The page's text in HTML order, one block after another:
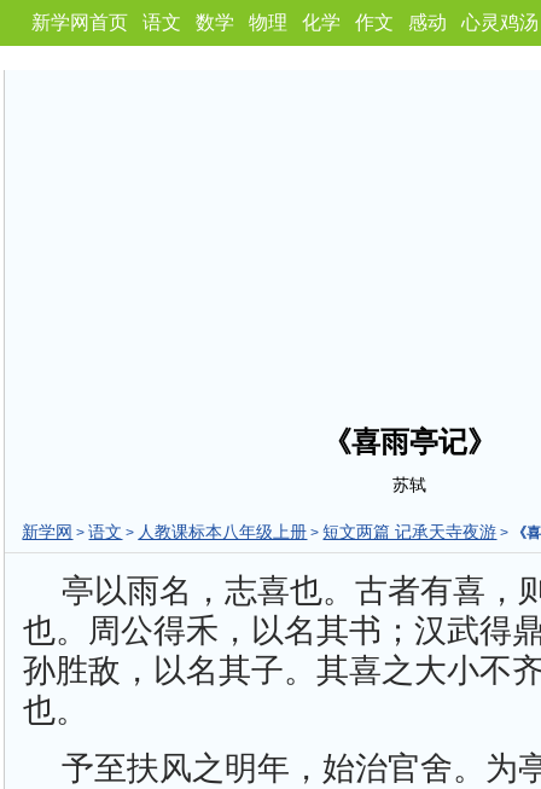
新学网首页 语文 数学 物理 化学 作文 感动 心灵鸡汤
《喜雨亭记》
苏轼
新学网 >语文 > 人教课标本八年级上册 >短文两篇 记承天寺夜游 > 《
亭以雨名，志喜也。古者有喜，
也。周公得禾，以名其书；汉武得
孙胜敌，以名其子。其喜之大小不
也。
予至扶风之明年，始治官舍。为